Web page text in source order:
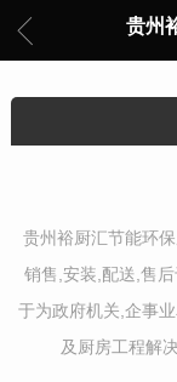
贵州
贵州裕厨汇节能环
销售,安装,配送,售
于为政府机关,企事
及厨房工程解